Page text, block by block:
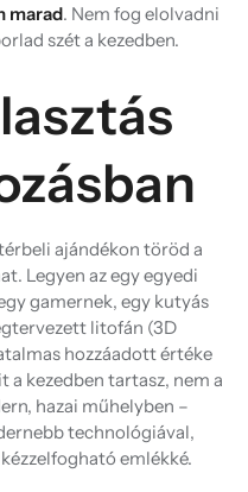
marad. Nem fog elolvadni
szét a kezedben.
ajándékon töröd a
Legyen az egy egyedi
gamernek, egy kutyás
litofán (3D
hozzáadott értéke
a kezedben tartasz, nem a
hazai műhelyben –
technológiával,
emlékké.